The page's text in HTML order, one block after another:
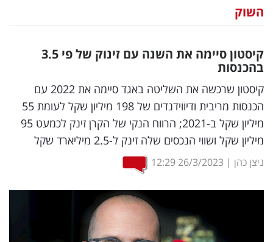
וצרכנות
דיגיטל
וטק
שיווק
ופרסום
משפט
מדדים
השוק
קיסטון סיימה את השנה עם זינוק של פי 3.5
בהכנסות
קיסטון שרכשה את השליטה באגד סיימה את 2022 עם
הכנסות מריבית ודיווידנדים של 198 מיליון שקל לעומת 55
מיליון שקל ב-2021; הרווח הנקי של הקרן זינק לכמעט 95
מיליון שקל ושווי הנכסים שלה זינק ל-2.5 מיליארד שקל
ניצן כהן |
26/3/2023
12:29